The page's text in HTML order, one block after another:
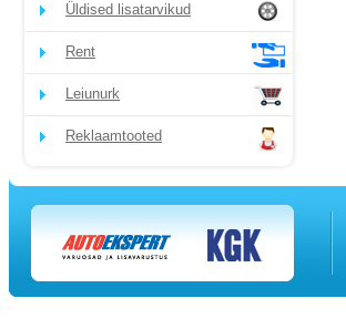
Üldised lisatarvikud
Rent
Leiunurk
Reklaamtooted